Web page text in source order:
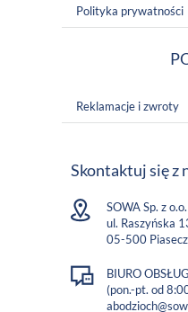
Polityka prywatności
Reklamacje i zwroty
Skontaktuj się z
SOWA Sp. z o.o.
ul. Raszyńska
05-500
BIURO
(pon.-pt. od